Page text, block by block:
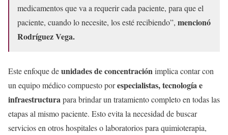
medicamentos que va a requerir cada paciente, para que el
paciente, cuando lo necesite, los esté recibiendo”, mencionó
Rodríguez Vega.
Este enfoque deunidades de concentraciónimplica contar con
un equipo médico compuesto porespecialistas, tecnología e
infraestructurapara brindar un tratamiento completo en todas las
etapas al mismo paciente. Esto evita la necesidad de buscar
servicios en otros hospitales o laboratorios para quimioterapia,